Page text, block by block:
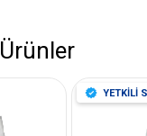
YETKİLİ